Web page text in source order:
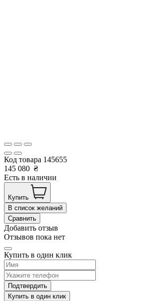
Код товара 145655
145 080 ₴
Есть в наличии
Купить
В список желаний
Сравнить
Добавить отзыв
Отзывов пока нет
Купить в один клик
Подтвердить
Купить в один клик